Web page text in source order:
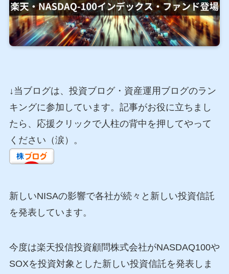
↓当ブログは、投資ブログ・資産運用ブログのラン
キングに参加しています。記事がお役に立ちまし
たら、応援クリックで人柱の背中を押してやって
ください（涙）。
新しいNISAの影響で各社が続々と新しい投資信託
を発表しています。
今度は楽天投信投資顧問株式会社がNASDAQ100や
SOXを投資対象とした新しい投資信託を発表しま